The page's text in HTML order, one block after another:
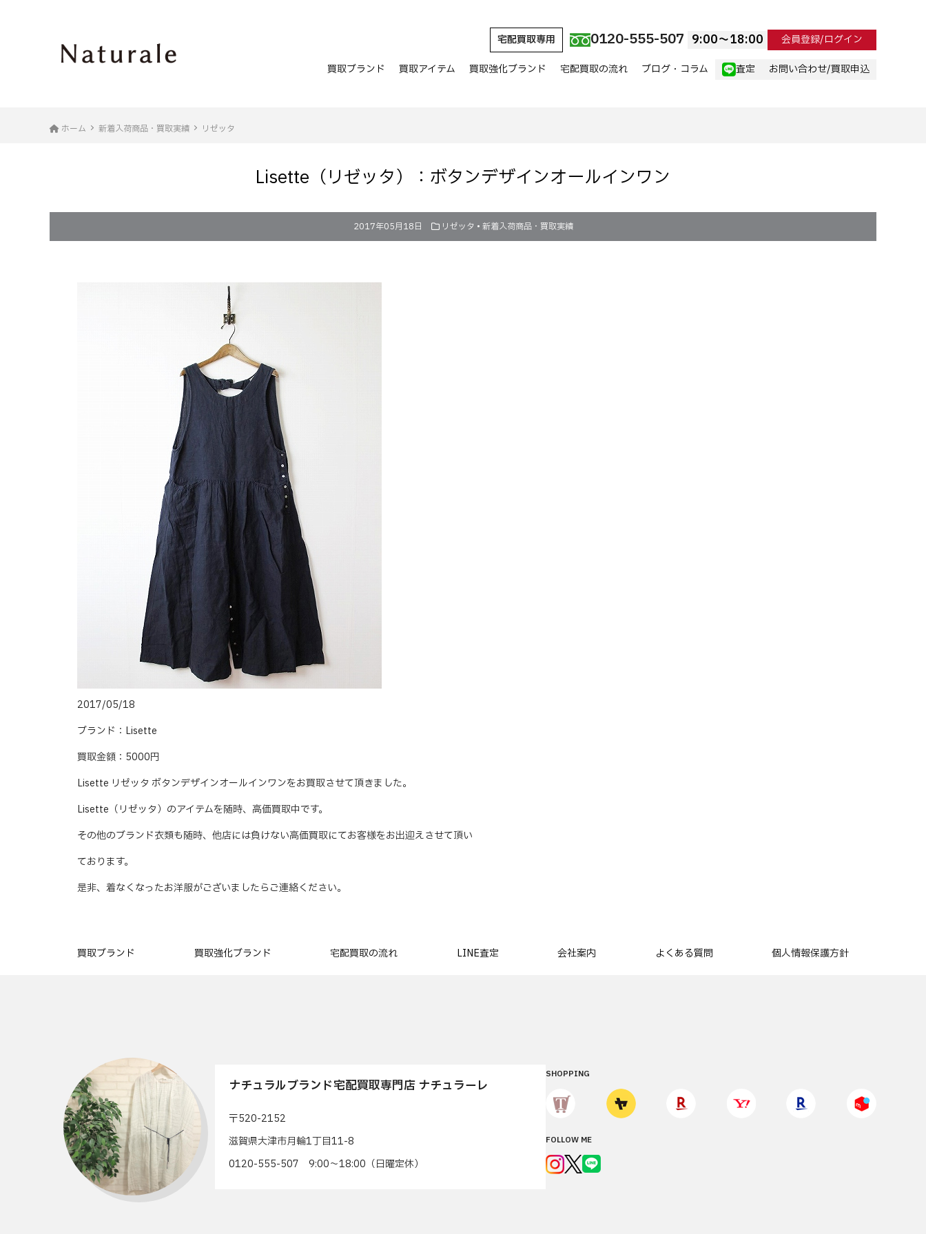
宅配買取専用 0120-555-507 9:00〜18:00 会員登録/ログイン
買取ブランド 買取アイテム 買取強化ブランド 宅配買取の流れ ブログ・コラム 査定 お問い合わせ/買取申込
ホーム 新着入荷商品・買取実績 リゼッタ
Lisette（リゼッタ）：ボタンデザインオールインワン
2017年05月18日 リゼッタ • 新着入荷商品・買取実績
2017/05/18
ブランド：Lisette
買取金額：5000円
Lisette リゼッタ ボタンデザインオールインワンをお買取させて頂きました。
Lisette（リゼッタ）のアイテムを随時、高価買取中です。
その他のブランド衣類も随時、他店には負けない高価買取にてお客様をお出迎えさせて頂い
ております。
是非、着なくなったお洋服がございましたらご連絡ください。
買取ブランド 買取強化ブランド 宅配買取の流れ LINE査定 会社案内 よくある質問 個人情報保護方針
ナチュラルブランド宅配買取専門店 ナチュラーレ
〒520-2152
滋賀県大津市月輪1丁目11-8
0120-555-507 9:00〜18:00（日曜定休）
SHOPPING
FOLLOW ME